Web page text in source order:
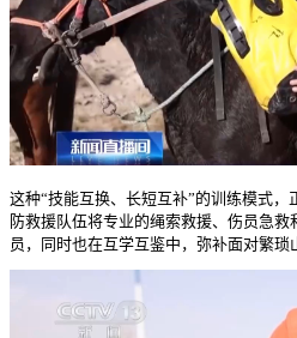
这种“技能互换、长短互补”的训练模式
防救援队伍将专业的绳索救援、伤员急
员，同时也在互学互鉴中，弥补面对繁琐